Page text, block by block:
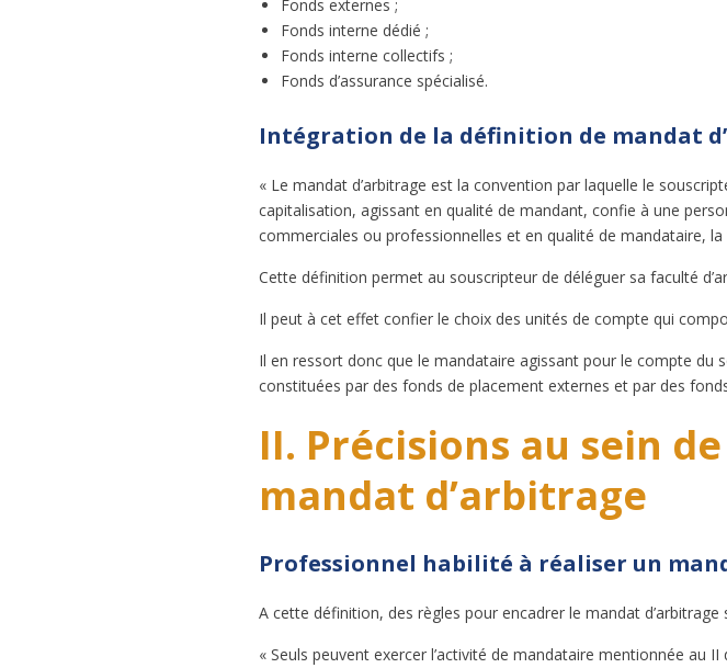
Fonds externes ;
Fonds interne dédié ;
Fonds interne collectifs ;
Fonds d’assurance spécialisé.
Intégration de la définition de mandat
« Le mandat d’arbitrage est la convention par laquelle le
capitalisation, agissant en qualité de mandant, confie à une
commerciales ou professionnelles et en qualité de mandataire,
Cette définition permet au souscripteur de déléguer sa faculté
Il peut à cet effet confier le choix des unités de compte qui
Il en ressort donc que le mandataire agissant pour le compte
constituées par des fonds de placement externes et par des
II. Précisions au sein
mandat d’arbitrage
Professionnel habilité à réaliser un
A cette définition, des règles pour encadrer le mandat
« Seuls peuvent exercer l’activité de mandataire mentionnée au